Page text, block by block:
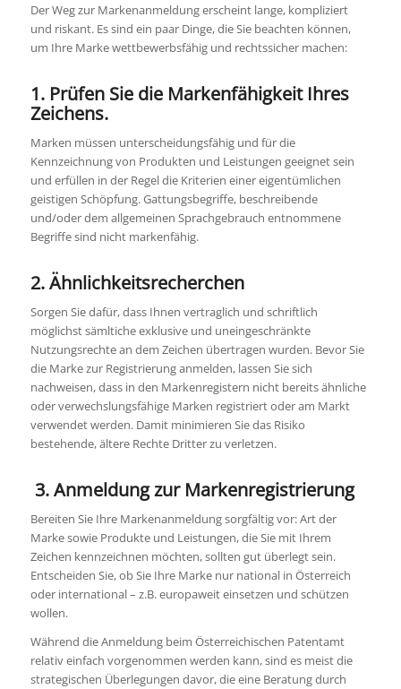
Der Weg zur Markenanmeldung erscheint lange, kompliziert
und riskant. Es sind ein paar Dinge, die Sie beachten können,
um Ihre Marke wettbewerbsfähig und rechtssicher machen:
1. Prüfen Sie die Markenfähigkeit Ihres
Zeichens.
Marken müssen unterscheidungsfähig und für die
Kennzeichnung von Produkten und Leistungen geeignet sein
und erfüllen in der Regel die Kriterien einer eigentümlichen
geistigen Schöpfung. Gattungsbegriffe, beschreibende
und/oder dem allgemeinen Sprachgebrauch entnommene
Begriffe sind nicht markenfähig.
2. Ähnlichkeitsrecherchen
Sorgen Sie dafür, dass Ihnen vertraglich und schriftlich
möglichst sämltiche exklusive und uneingeschränkte
Nutzungsrechte an dem Zeichen übertragen wurden. Bevor Sie
die Marke zur Registrierung anmelden, lassen Sie sich
nachweisen, dass in den Markenregistern nicht bereits ähnliche
oder verwechslungsfähige Marken registriert oder am Markt
verwendet werden. Damit minimieren Sie das Risiko
bestehende, ältere Rechte Dritter zu verletzen.
3. Anmeldung zur Markenregistrierung
Bereiten Sie Ihre Markenanmeldung sorgfältig vor: Art der
Marke sowie Produkte und Leistungen, die Sie mit Ihrem
Zeichen kennzeichnen möchten, sollten gut überlegt sein.
Entscheiden Sie, ob Sie Ihre Marke nur national in Österreich
oder international – z.B. europaweit einsetzen und schützen
wollen.
Während die Anmeldung beim Österreichischen Patentamt
relativ einfach vorgenommen werden kann, sind es meist die
strategischen Überlegungen davor, die eine Beratung durch